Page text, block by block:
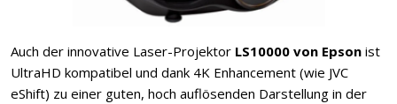
Auch der innovative Laser-Projektor LS10000 von Epson ist
UltraHD kompatibel und dank 4K Enhancement (wie JVC
eShift) zu einer guten, hoch auflösenden Darstellung in der